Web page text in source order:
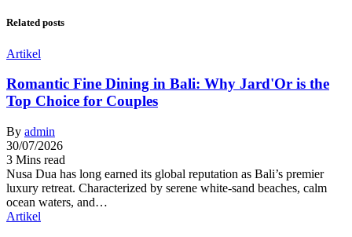
Related posts
Artikel
Romantic Fine Dining in Bali: Why Jard'Or is the
Top Choice for Couples
By admin
30/07/2026
3 Mins read
Nusa Dua has long earned its global reputation as Bali’s premier
luxury retreat. Characterized by serene white-sand beaches, calm
ocean waters, and…
Artikel